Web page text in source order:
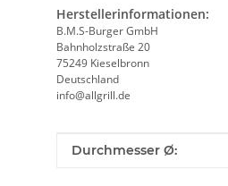
Herstellerinformationen:
B.M.S-Burger GmbH
Bahnholzstraße 20
75249 Kieselbronn
Deutschland
info@allgrill.de
Produkteigenschaft
Wert
Durchmesser Ø: